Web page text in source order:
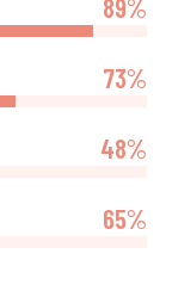
89%
73%
48%
65%